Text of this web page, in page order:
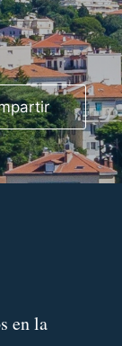
en la